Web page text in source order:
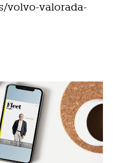
volvo-valorada-